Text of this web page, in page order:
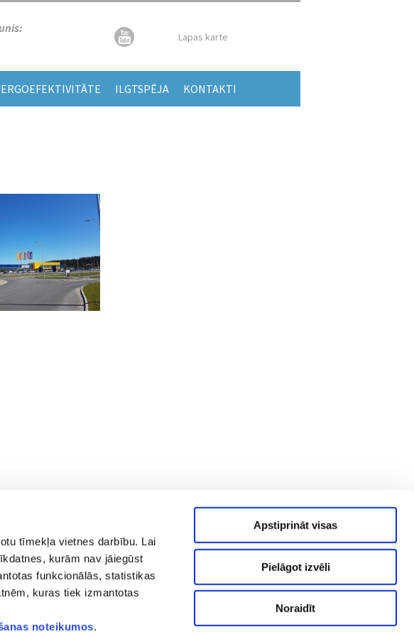
tīmekļa vietnes darbību. Lai
kurām nav jāiegūst
funkcionālās, statistikas
kuras tiek izmantotas
noteikumos.
Apstiprināt visas
Pielāgot izvēli
Noraidīt
Lapas karte
ILGTSPĒJA KONTAKTI